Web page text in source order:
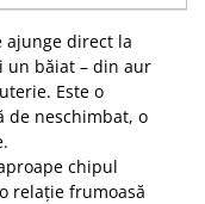
ajunge direct la
un băiat – din aur
Este o
de neschimbat, o
chipul
relație frumoasă